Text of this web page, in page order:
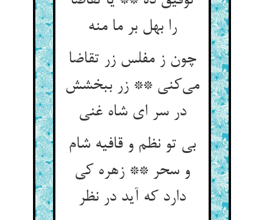
را بهل بر ما منه
چون ز مفلس زر تقاضا
می‌کنی ** زر ببخشش
در سر ای شاه غنی
بی تو نظم و قافیه شام
و سحر ** زهره کی
دارد که آید در نظر